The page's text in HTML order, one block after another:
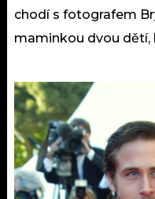
chodí s fotografem
maminkou dvou